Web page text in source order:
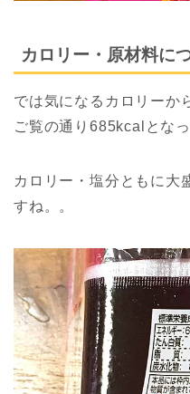
カロリー・原材料に
では気になるカロリーか
ご覧の通り685kcalとな
カロリー・塩分ともに大
すね。。